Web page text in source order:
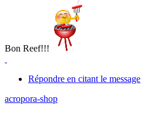
Bon Reef!!!
Répondre en citant le message
acropora-shop